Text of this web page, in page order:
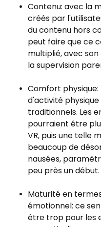
Contenu: avec la
créés par
du contenu hors
peut faire que ce
multiplié, avec
la supervision
Comfort physique:
d'activité
traditionnels. Les
pourraient être
VR, puis une telle
beaucoup de
nausées,
peu près un début.
Maturité en
émotionnel: ce
être trop pour les